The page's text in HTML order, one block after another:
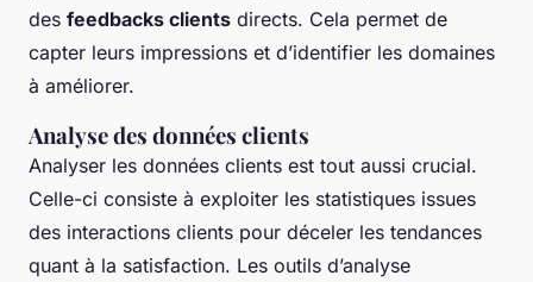
des feedbacks clients directs. Cela permet de
capter leurs impressions et d’identifier les domaines
à améliorer.
Analyse des données clients
Analyser les données clients est tout aussi crucial.
Celle-ci consiste à exploiter les statistiques issues
des interactions clients pour déceler les tendances
quant à la satisfaction. Les outils d’analyse